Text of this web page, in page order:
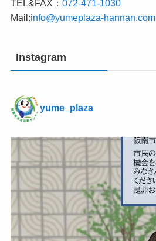
TEL&FAX： 072-471-1030
Mail:info@yumeplaza-hannan.com
Instagram
yume_plaza